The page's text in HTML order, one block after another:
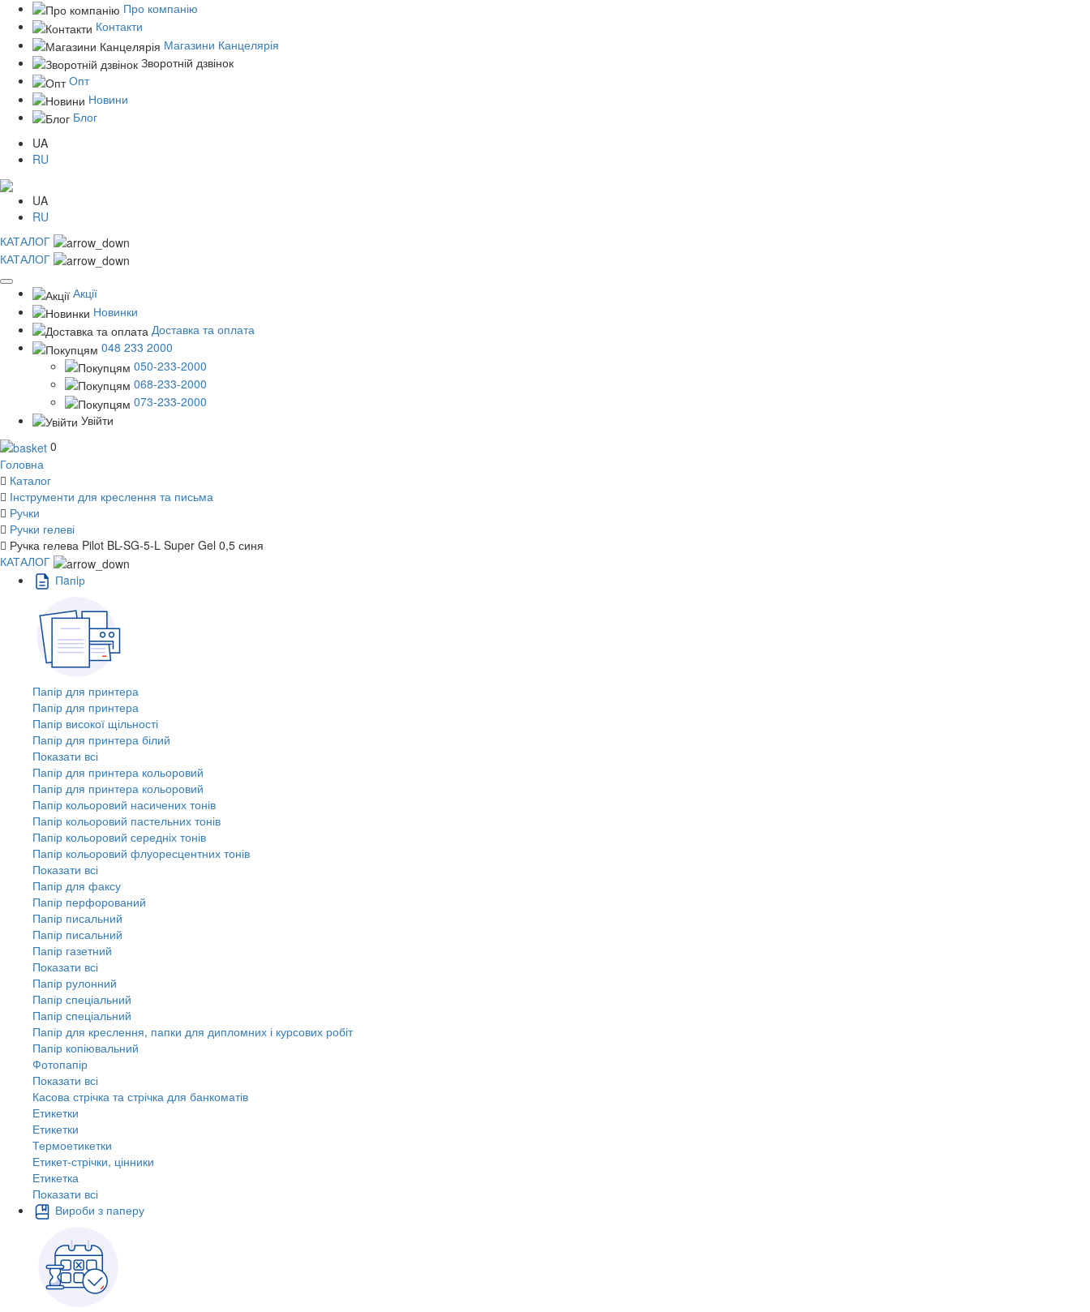
Про компанію
Контакти
Магазини Канцелярія
Зворотній дзвінок
Опт
Новини
Блог
UA
RU
UA
RU
КАТАЛОГ
КАТАЛОГ
Акції
Новинки
Доставка та оплата
048 233 2000
050-233-2000
068-233-2000
073-233-2000
Увійти
0
Головна
Каталог
Інструменти для креслення та письма
Ручки
Ручки гелеві
Ручка гелева Pilot BL-SG-5-L Super Gel 0,5 синя
КАТАЛОГ
Пaпiр
Папір для принтера
Папір для принтера
Папір високої щільності
Папір для принтера білий
Показати всі
Папір для принтера кольоровий
Папір для принтера кольоровий
Папір кольоровий насичених тонів
Папір кольоровий пастельних тонів
Папір кольоровий середніх тонів
Папір кольоровий флуоресцентних тонів
Показати всі
Папір для факсу
Папір перфорований
Папір писальний
Папір писальний
Папір газетний
Показати всі
Папір рулонний
Папір спеціальний
Папір спеціальний
Папір для креслення, папки для дипломних і курсових робіт
Папір копіювальний
Фотопапір
Показати всі
Касова стрічка та стрічка для банкоматів
Етикетки
Етикетки
Термоетикетки
Етикет-стрічки, цінники
Етикетка
Показати всі
Вироби з паперу